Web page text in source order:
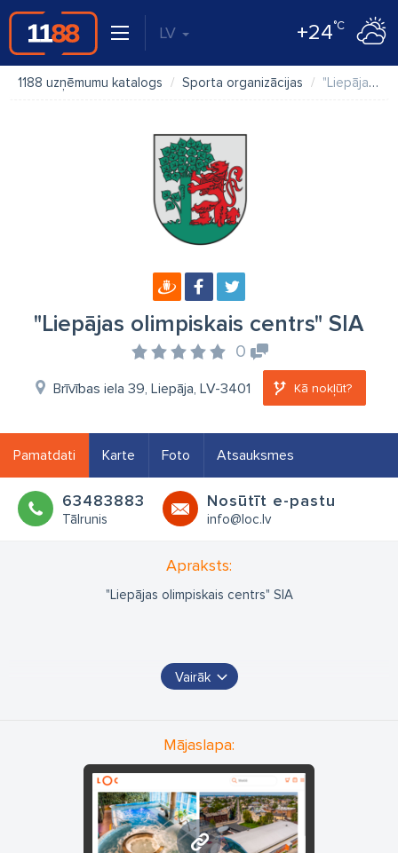
LV +24°C
1188 uzņēmumu katalogs Sporta organizācijas "Liepājas olimpiskais centrs" SIA
"Liepājas olimpiskais centrs" SIA
0
Brīvības iela 39, Liepāja, LV-3401 Kā nokļūt?
Pamatdati Karte Foto Atsauksmes
63483883
Tālrunis
Nosūtīt e-pastu
info@loc.lv
Apraksts:
"Liepājas olimpiskais centrs" SIA
Vairāk
Mājaslapa:
www.loc.lv